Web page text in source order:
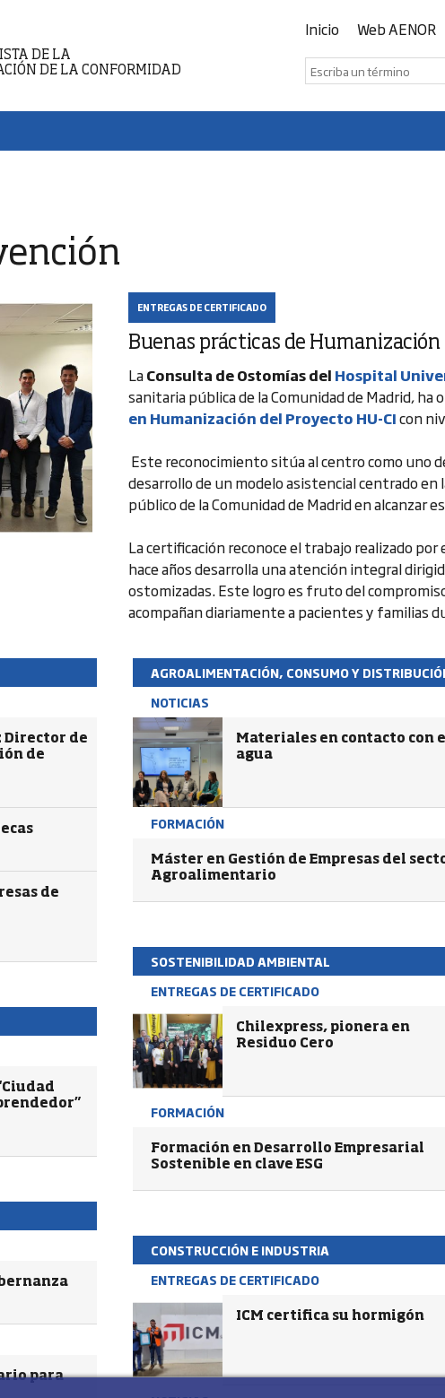
DE LA
DE LA CONFORMIDAD
Inicio Web AENOR
ENTREGAS DE CERTIFICADO
Buenas prácticas de
LaConsulta de Ostomías del Hospital
sanitaria pública de la Comunidad de Madrid, ha
en Humanización del Proyecto HU-CIcon
Este reconocimiento sitúa al centro como uno
desarrollo de un modelo asistencial centrado
público de la Comunidad de Madrid en alcanzar
La certificación reconoce el trabajo realizado
hace años desarrolla una atención integral
ostomizadas. Este logro es fruto del
acompañan diariamente a pacientes y familias
Director de
de
de
para
AGROALIMENTACIÓN, CONSUMO Y
NOTICIAS
Materiales en contacto con
agua
FORMACIÓN
Máster en Gestión de Empresas del
Agroalimentario
SOSTENIBILIDAD AMBIENTAL
ENTREGAS DE CERTIFICADO
Chilexpress, pionera en
Residuo Cero
FORMACIÓN
Formación en Desarrollo Empresarial
Sostenible en clave ESG
CONSTRUCCIÓN E INDUSTRIA
ENTREGAS DE CERTIFICADO
ICM certifica su hormigón